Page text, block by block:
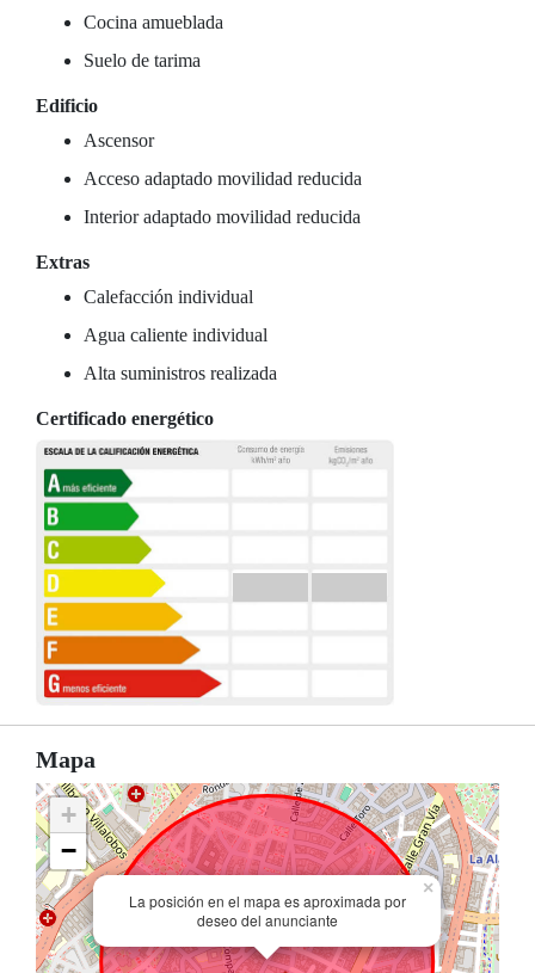
Cocina amueblada
Suelo de tarima
Edificio
Ascensor
Acceso adaptado movilidad reducida
Interior adaptado movilidad reducida
Extras
Calefacción individual
Agua caliente individual
Alta suministros realizada
Certificado energético
Mapa
La posición en el mapa es aproximada por
deseo del anunciante
×
+
−